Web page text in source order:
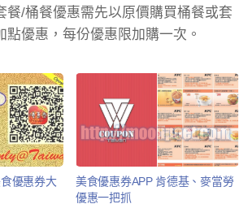
餐/桶餐優惠需先以原價購買桶餐或套
點優惠，每份優惠限加購一次。
優惠券大
美食優惠券APP 肯德基、麥當勞
優惠一把抓